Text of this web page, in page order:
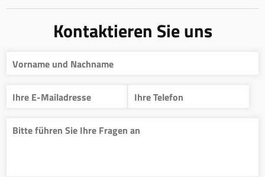
Kontaktieren Sie uns